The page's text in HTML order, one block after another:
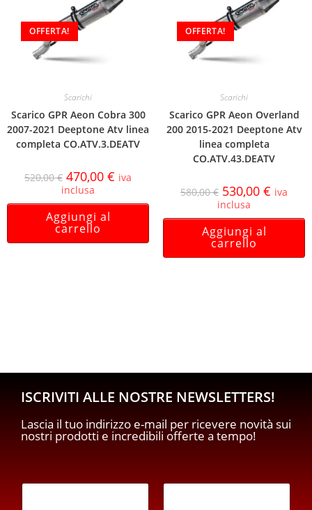
OFFERTA!
Scarichi
Scarico GPR Aeon Cobra 300
2007-2021 Deeptone Atv linea
completa CO.ATV.3.DEATV
520,00€ 470,00 € iva
inclusa
Aggiungi al
carrello
OFFERTA!
Scarichi
Scarico GPR Aeon Overland
200 2015-2021 Deeptone Atv
linea completa
CO.ATV.43.DEATV
580,00€ 530,00 € iva
inclusa
Aggiungi al
carrello
ISCRIVITI ALLE NOSTRE NEWSLETTERS!
Lascia il tuo indirizzo e-mail per ricevere novità sui
nostri prodotti e incredibili offerte a tempo!
E